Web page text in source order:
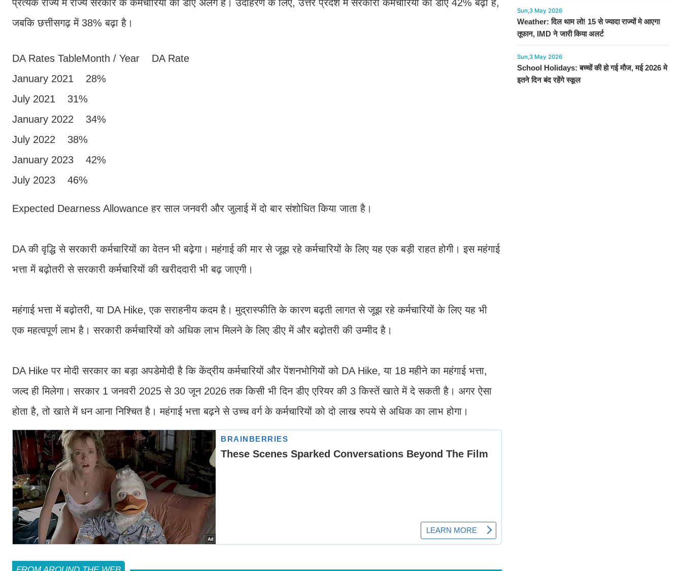
प्रत्येक राज्य में राज्य सरकार के कर्मचारियों का डीए अलग है। उदाहरण के लिए, उत्तर प्रदेश में सरकारी कर्मचारियों का डीए 42% बढ़ा है,
जबकि छत्तीसगढ़ में 38% बढ़ा है।
DA Rates TableMonth / Year DA Rate
January 2021 28%
July 2021 31%
January 2022 34%
July 2022 38%
January 2023 42%
July 2023 46%
Expected Dearness Allowance हर साल जनवरी और जुलाई में दो बार संशोधित किया जाता है।
DA की वृद्धि से सरकारी कर्मचारियों का वेतन भी बढ़ेगा। महंगाई की मार से जूझ रहे कर्मचारियों के लिए यह एक बड़ी राहत होगी। इस महंगाई
भत्ता में बढ़ोतरी से सरकारी कर्मचारियों की खरीददारी भी बढ़ जाएगी।
महंगाई भत्ता में बढ़ोतरी, या DA Hike, एक सराहनीय कदम है। मुद्रास्फीति के कारण बढ़ती लागत से जूझ रहे कर्मचारियों के लिए यह भी
एक महत्वपूर्ण लाभ है। सरकारी कर्मचारियों को अधिक लाभ मिलने के लिए डीए में और बढ़ोतरी की उम्मीद है।
DA Hike पर मोदी सरकार का बड़ा अपडेमोदी है कि केंद्रीय कर्मचारियों और पेंशनभोगियों को DA Hike, या 18 महीने का महंगाई भत्ता,
जल्द ही मिलेगा। सरकार 1 जनवरी 2025 से 30 जून 2026 तक किसी भी दिन डीए एरियर की 3 किस्तें खाते में दे सकती है। अगर ऐसा
होता है, तो खाते में धन आना निश्चित है। महंगाई भत्ता बढ़ने से उच्च वर्ग के कर्मचारियों को दो लाख रुपये से अधिक का लाभ होगा।
Sun,3 May 2026
Weather: दिल थाम लो! 15 से ज्यादा राज्यों मे आएगा
तूफान, IMD ने जारी किया अलर्ट
Sun,3 May 2026
School Holidays: बच्चों की हो गई मौज, मई 2026 मे
इतने दिन बंद रहेंगे स्कूल